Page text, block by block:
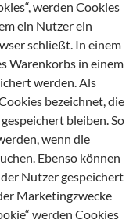
werden Cookies
ein Nutzer ein
schließt. In einem
Warenkorbs in einem
werden. Als
bezeichnet, die
bleiben. So
wenn die
Ebenso können
Nutzer gespeichert
Marketingzwecke
werden Cookies